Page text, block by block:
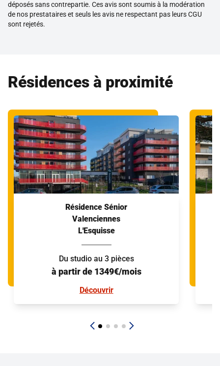
déposés sans contrepartie. Ces avis sont soumis à la modération
de nos prestataires et seuls les avis ne respectant pas leurs CGU
sont rejetés.
Résidences à proximité
Résidence Sénior
Valenciennes
L'Esquisse
Du studio au 3 pièces
à partir de 1349€/mois
Découvrir